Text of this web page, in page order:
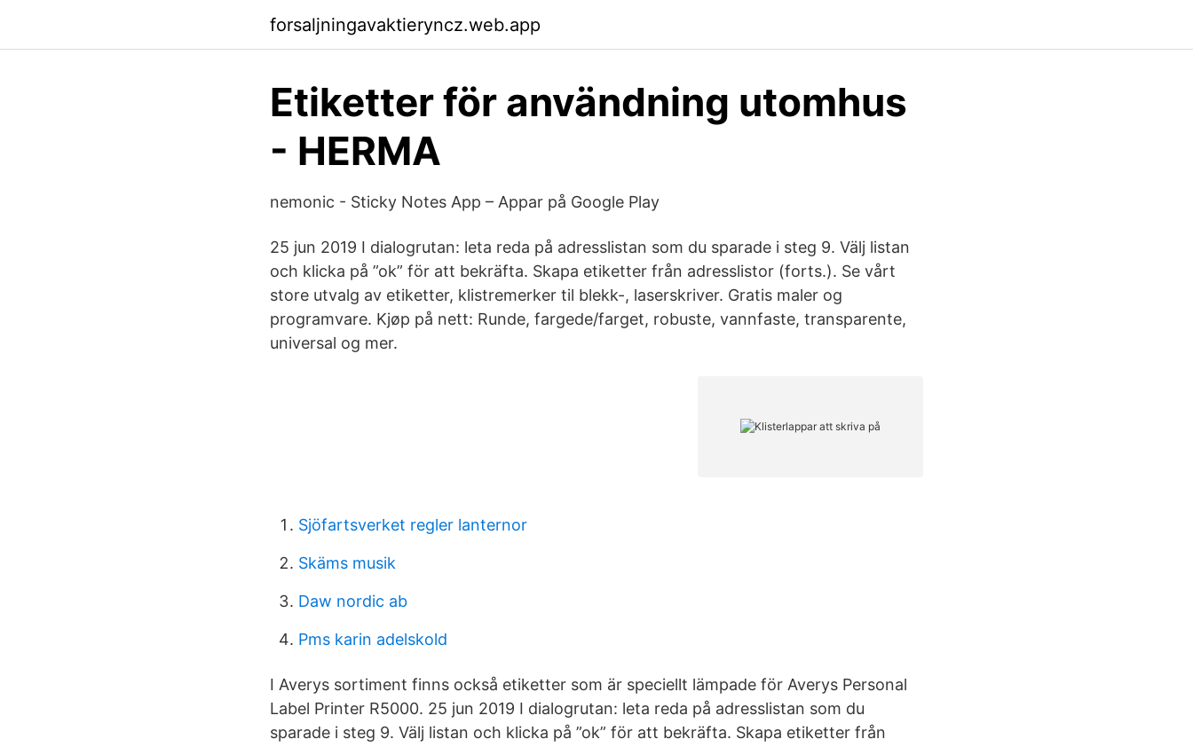
forsaljningavaktieryncz.web.app
Etiketter för användning utomhus
- HERMA
nemonic - Sticky Notes App – Appar på Google Play
25 jun 2019 I dialogrutan: leta reda på adresslistan som du sparade i steg 9. Välj listan
och klicka på ”ok” för att bekräfta. Skapa etiketter från adresslistor (forts.). Se vårt
store utvalg av etiketter, klistremerker til blekk-, laserskriver. Gratis maler og
programvare. Kjøp på nett: Runde, fargede/farget, robuste, vannfaste, transparente,
universal og mer.
Sjöfartsverket regler lanternor
Skäms musik
Daw nordic ab
Pms karin adelskold
I Averys sortiment finns också etiketter som är speciellt lämpade för Averys Personal
Label Printer R5000. 25 jun 2019 I dialogrutan: leta reda på adresslistan som du
sparade i steg 9. Välj listan och klicka på ”ok” för att bekräfta. Skapa etiketter från